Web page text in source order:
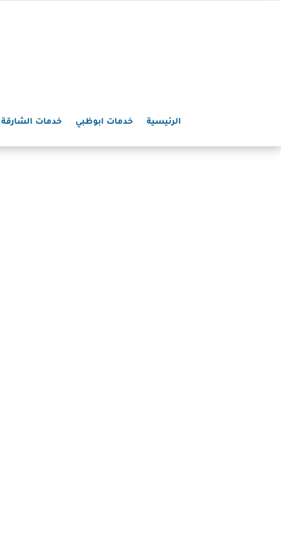
الرئيسية خدمات ابوظبي خدمات الشارقة